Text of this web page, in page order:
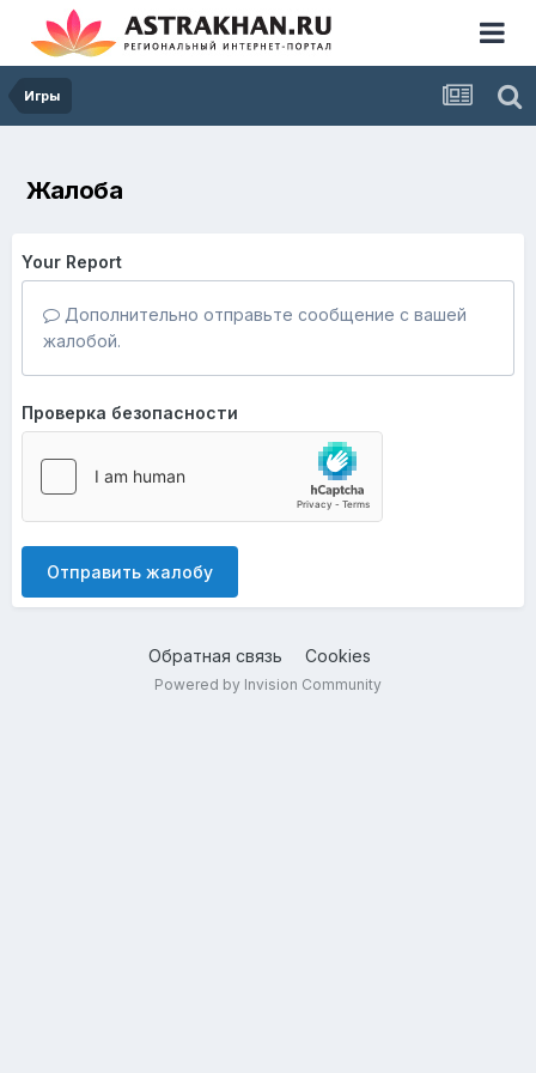
Игры
Жалоба
Your Report
Дополнительно отправьте сообщение с вашей
жалобой.
Проверка безопасности
Отправить жалобу
Обратная связь Cookies
Powered by Invision Community